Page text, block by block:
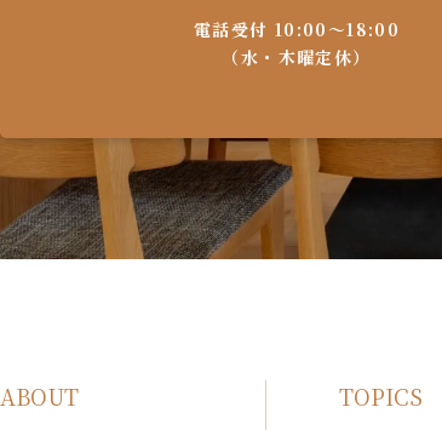
電話受付 10:00〜18:00
（水・木曜定休）
ABOUT TOPICS